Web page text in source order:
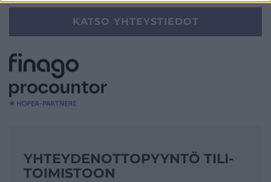
KATSO YHTEYSTIEDOT
YHTEYDENOTTO­PYYNTÖ TILI­
TOIMISTOON